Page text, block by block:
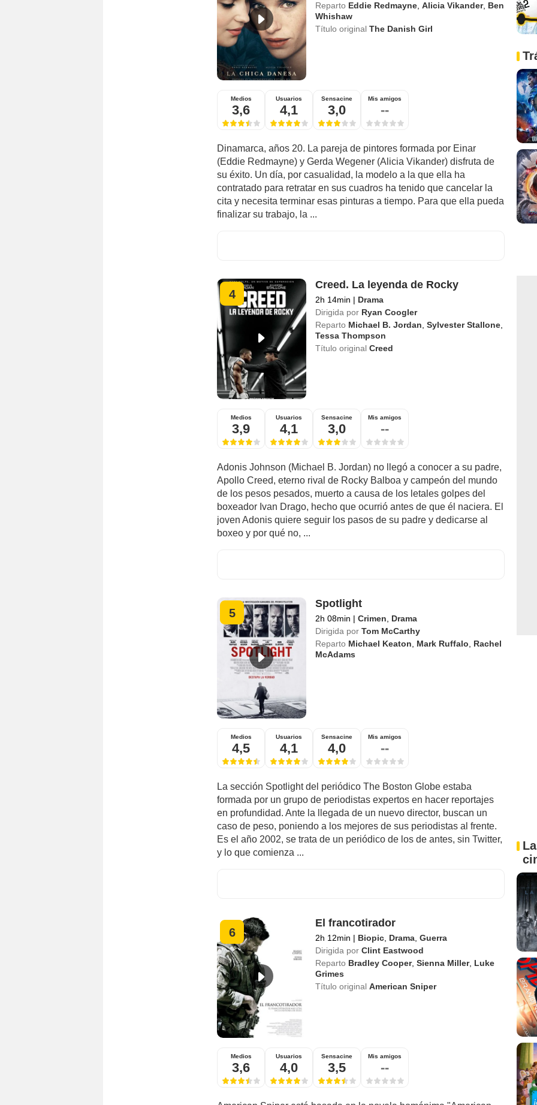
Reparto Eddie Redmayne, Alicia Vikander, Ben
Whishaw
Título original The Danish Girl
Medios
3,6
Usuarios
4,1
Sensacine
3,0
Mis amigos
--
Dinamarca, años 20. La pareja de pintores formada por Einar
(Eddie Redmayne) y Gerda Wegener (Alicia Vikander) disfruta de
su éxito. Un día, por casualidad, la modelo a la que ella ha
contratado para retratar en sus cuadros ha tenido que cancelar la
cita y necesita terminar esas pinturas a tiempo. Para que ella pueda
finalizar su trabajo, la ...
4
Creed. La leyenda de Rocky
2h 14min | Drama
Dirigida por Ryan Coogler
Reparto Michael B. Jordan Sylvester Stallone,
Tessa Thompson
Título original Creed
Medios
3,9
Usuarios
4,1
Sensacine
3,0
Mis amigos
--
Adonis Johnson (Michael B. Jordan) no llegó a conocer a su padre,
Apollo Creed, eterno rival de Rocky Balboa y campeón del mundo
de los pesos pesados, muerto a causa de los letales golpes del
boxeador Ivan Drago, hecho que ocurrió antes de que él naciera. El
joven Adonis quiere seguir los pasos de su padre y dedicarse al
boxeo y por qué no, ...
5
Spotlight
2h 08min | Crimen, Drama
Dirigida por Tom McCarthy
Reparto Michael Keaton, Mark Ruffalo, Rachel
McAdams
Medios
4,5
Usuarios
4,1
Sensacine
4,0
Mis amigos
--
La sección Spotlight del periódico The Boston Globe estaba
formada por un grupo de periodistas expertos en hacer reportajes
en profundidad. Ante la llegada de un nuevo director, buscan un
caso de peso, poniendo a los mejores de sus periodistas al frente.
Es el año 2002, se trata de un periódico de los de antes, sin Twitter,
y lo que comienza ...
6
El francotirador
2h 12min | Biopic, Drama, Guerra
Dirigida por Clint Eastwood
Reparto Bradley Cooper, Sienna Miller, Luke
Grimes
Título original American Sniper
Medios
3,6
Usuarios
4,0
Sensacine
3,5
Mis amigos
--